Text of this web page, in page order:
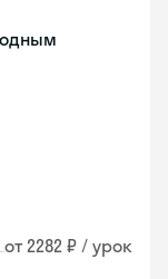
от 2282 ₽ / урок